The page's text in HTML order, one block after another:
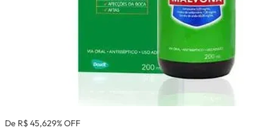
De R$ 45,629% OFF